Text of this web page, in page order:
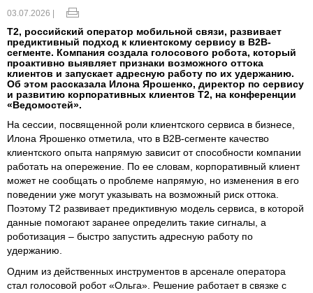
03.07.2026 |
T2, российский оператор мобильной связи, развивает
предиктивный подход к клиентскому сервису в B2B-
сегменте. Компания создала голосового робота, который
проактивно выявляет признаки возможного оттока
клиентов и запускает адресную работу по их удержанию.
Об этом рассказала Илона Ярошенко, директор по сервису
и развитию корпоративных клиентов T2, на конференции
«Ведомостей».
На сессии, посвященной роли клиентского сервиса в бизнесе,
Илона Ярошенко отметила, что в B2B-сегменте качество
клиентского опыта напрямую зависит от способности компании
работать на опережение. По ее словам, корпоративный клиент
может не сообщать о проблеме напрямую, но изменения в его
поведении уже могут указывать на возможный риск оттока.
Поэтому T2 развивает предиктивную модель сервиса, в которой
данные помогают заранее определить такие сигналы, а
роботизация – быстро запустить адресную работу по
удержанию.
Одним из действенных инструментов в арсенале оператора
стал голосовой робот «Ольга». Решение работает в связке с